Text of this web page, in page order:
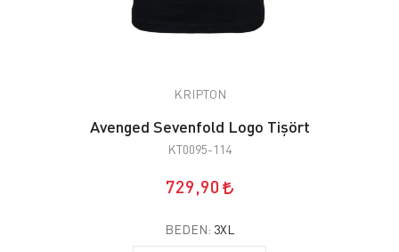
KRIPTON
Avenged Sevenfold Logo Tişört
KT0095-114
729,90
BEDEN: 3XL